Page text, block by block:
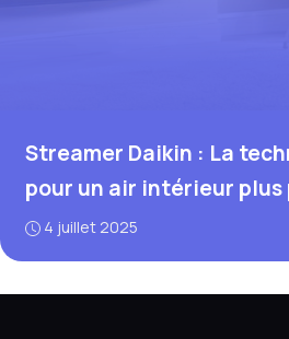
Streamer Daikin : La
pour un air intérieur plus
4 juillet 2025